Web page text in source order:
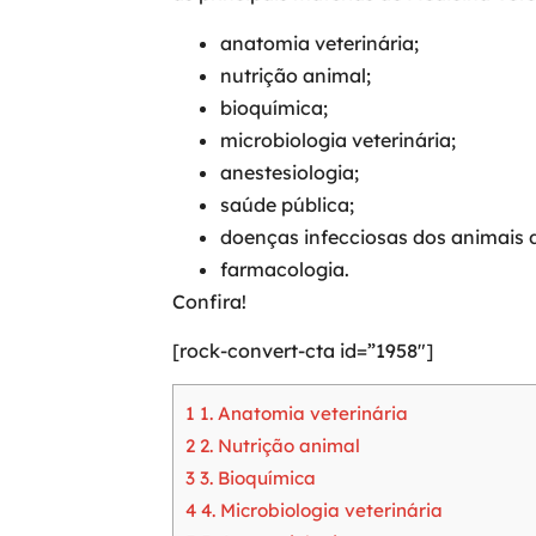
anatomia veterinária;
nutrição animal;
bioquímica;
microbiologia veterinária;
anestesiologia;
saúde pública;
doenças infecciosas dos animais
farmacologia.
Confira!
[rock-convert-cta id=”1958″]
1 1. Anatomia veterinária
2 2. Nutrição animal
3 3. Bioquímica
4 4. Microbiologia veterinária